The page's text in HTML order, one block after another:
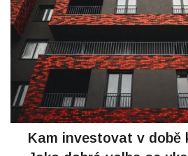
Kam investovat v době
Jako dobrá volba se
konzervativní